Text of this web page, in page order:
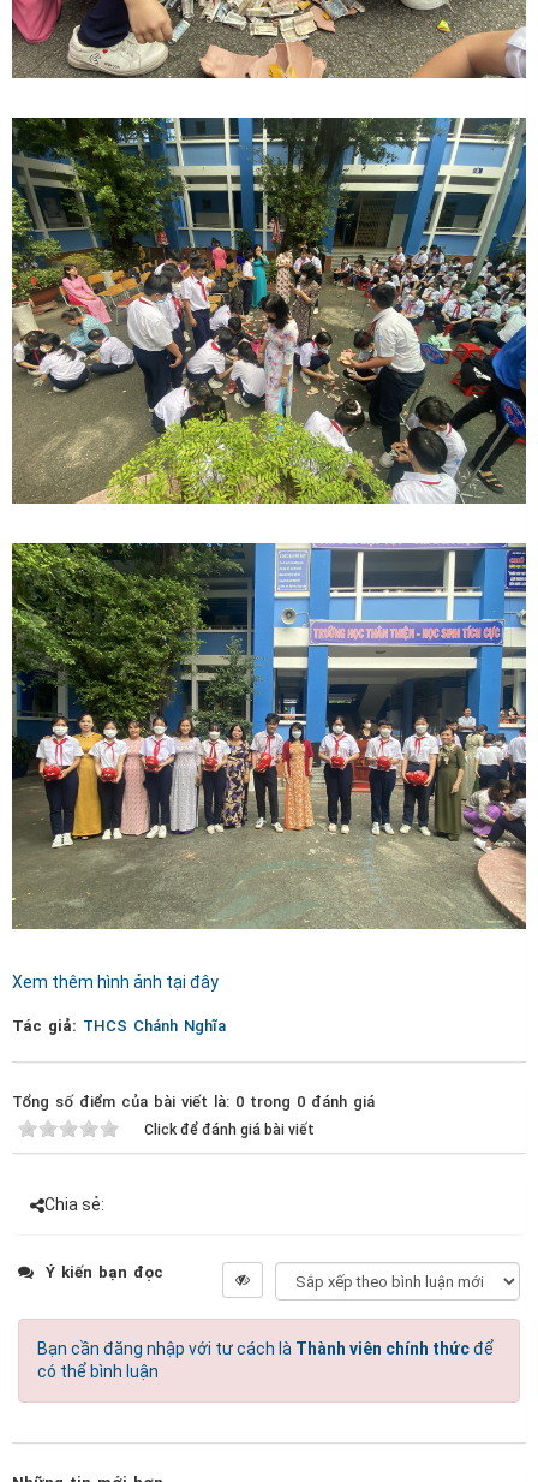
Xem thêm hình ảnh tại đây
Tác giả: THCS Chánh Nghĩa
Tổng số điểm của bài viết là: 0 trong 0 đánh giá
Click để đánh giá bài viết
Chia sẻ:
Ý kiến bạn đọc
Bạn cần đăng nhập với tư cách là Thành viên chính thứcđể
có thể bình luận